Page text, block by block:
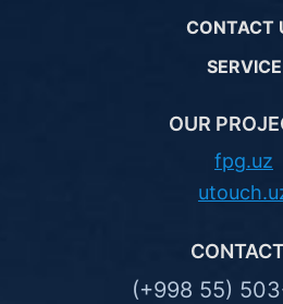
CONTACT
SERVICE
OUR
fpg.uz
(+998 55)